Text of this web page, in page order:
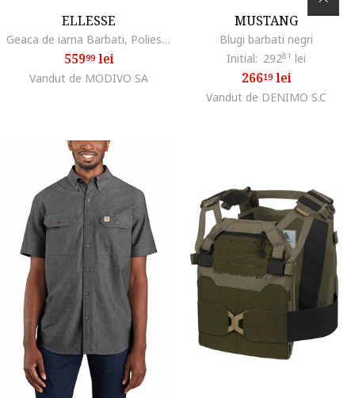
ELLESSE
Geaca de iarna Barbati, Poliester, M INTL, Gri,
55999lei
Vandut de MODIVO SA
MUSTANG
Blugi barbati negri
Initial: 29281 lei
26619lei
Vandut de DENIMO S.C